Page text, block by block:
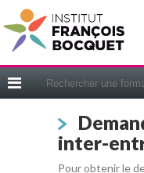
Fermer
ACCUEIL
CERIFICATIONS
INTRAS | SUR-MESURE
COACHINGinter-
Pour obtenir le